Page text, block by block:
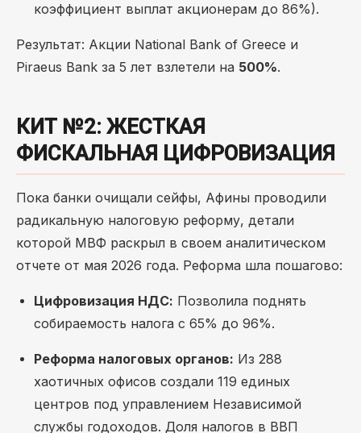
коэффициент выплат акционерам до 86%).
Результат: Акции National Bank of Greece и
Piraeus Bank за 5 лет взлетели на 500%.
КИТ №2: ЖЕСТКАЯ
ФИСКАЛЬНАЯ ЦИФРОВИЗАЦИЯ
Пока банки очищали сейфы, Афины проводили
радикальную налоговую реформу, детали
которой МВФ раскрыл в своем аналитическом
отчете от мая 2026 года. Реформа шла пошагово:
Цифровизация НДС: Позволила поднять
собираемость налога с 65% до 96%.
Реформа налоговых органов: Из 288
хаотичных офисов создали 119 единых
центров под управлением Независимой
службы годоходов. Доля налогов в ВВП